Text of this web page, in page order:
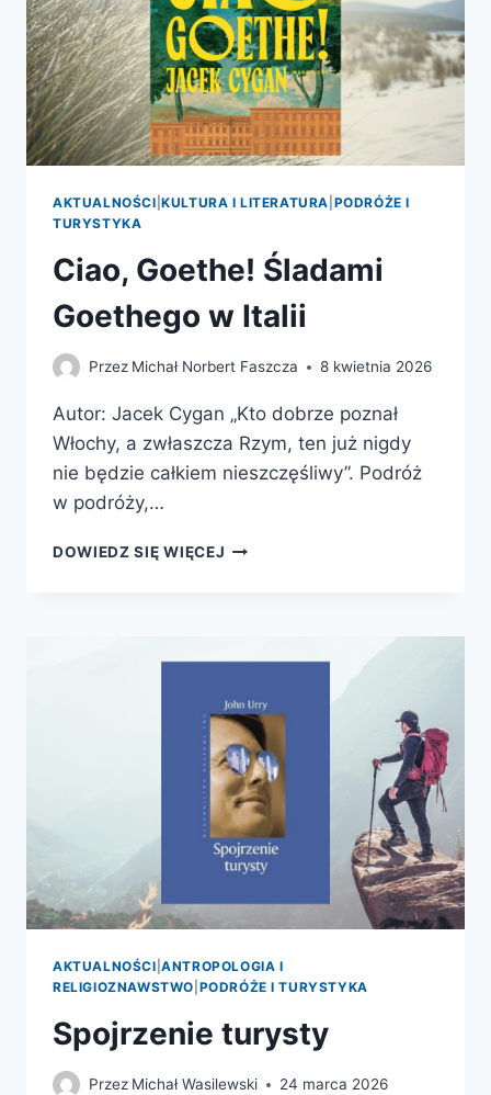
AKTUALNOŚCI |KULTURA I LITERATURA PODRÓŻE I
TURYSTYKA
Ciao, Goethe! Śladami
Goethego w Italii
Przez Michał Norbert Faszcza 8 kwietnia 2026
Autor: Jacek Cygan „Kto dobrze poznał
Włochy, a zwłaszcza Rzym, ten już nigdy
nie będzie całkiem nieszczęśliwy”. Podróż
w podróży,…
DOWIEDZ SIĘ WIĘCEJ CIAO,
ITALII
AKTUALNOŚCI |ANTROPOLOGIA I
RELIGIOZNAWSTWO PODRÓŻE I TURYSTYKA
Spojrzenie turysty
Przez Michał Wasilewski 24 marca 2026